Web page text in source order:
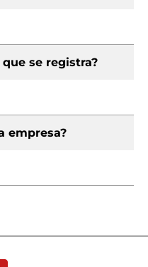
se registra?
empresa?